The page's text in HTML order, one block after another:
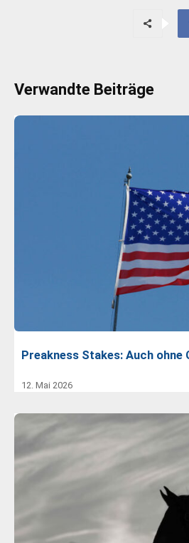
Verwandte Beiträge
Preakness Stakes: Auch ohne
12. Mai 2026